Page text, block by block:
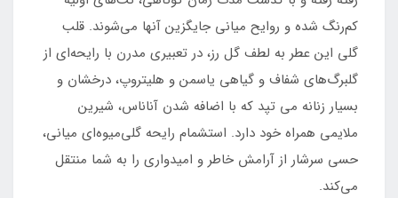
کم‌رنگ شده و روایح میانی جایگزین آنها می‌شوند. قلب
گلی این عطر به لطف گل رز، در تعبیری مدرن با رایحه‌ای از
گلبرگ‌های شفاف و گیاهی یاسمن و هلیتروپ، درخشان و
بسیار زنانه می تپد که با اضافه شدن آناناس، شیرین
ملایمی همراه خود دارد. استشمام رایحه گلی‌میوه‌ای میانی،
حسی سرشار از آرامش خاطر و امیدواری را به شما منتقل
می‌کند.